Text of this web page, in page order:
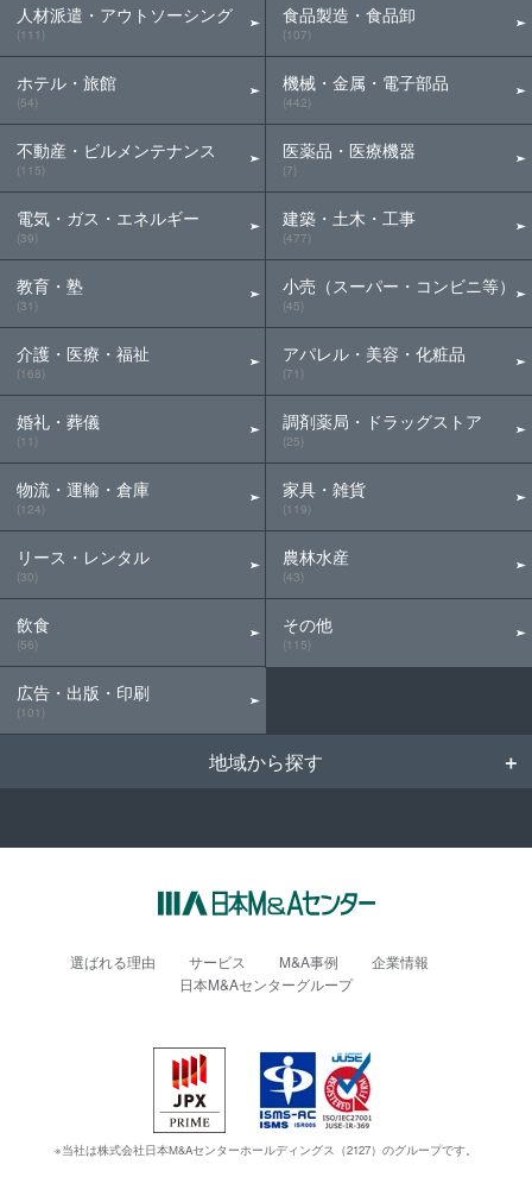
人材派遣・アウトソーシング
(111)
ホテル・旅館
(54)
不動産・ビルメンテナンス
(115)
電気・ガス・エネルギー
(39)
教育・塾
(31)
介護・医療・福祉
(168)
婚礼・葬儀
(11)
物流・運輸・倉庫
(124)
リース・レンタル
(30)
飲食
(56)
広告・出版・印刷
(101)
食品製造・食品卸
(107)
機械・金属・電子部品
(442)
医薬品・医療機器
(7)
建築・土木・工事
(477)
小売（スーパー・コンビニ等）
(45)
アパレル・美容・化粧品
(71)
調剤薬局・ドラッグストア
(25)
家具・雑貨
(119)
農林水産
(43)
その他
(115)
地域から探す
選ばれる理由 サービス M&A事例
企業情報
日本M&Aセンターグループ
※当社は株式会社日本M&Aセンターホールディングス（2127）のグループです。